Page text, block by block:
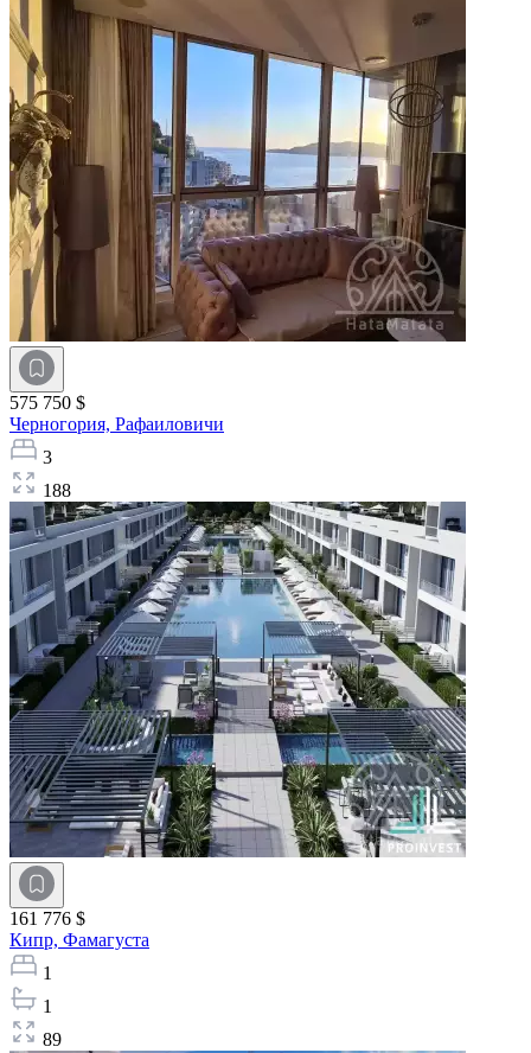
575 750 $
Черногория, Рафаиловичи
3
188
161 776 $
Кипр, Фамагуста
1
1
89